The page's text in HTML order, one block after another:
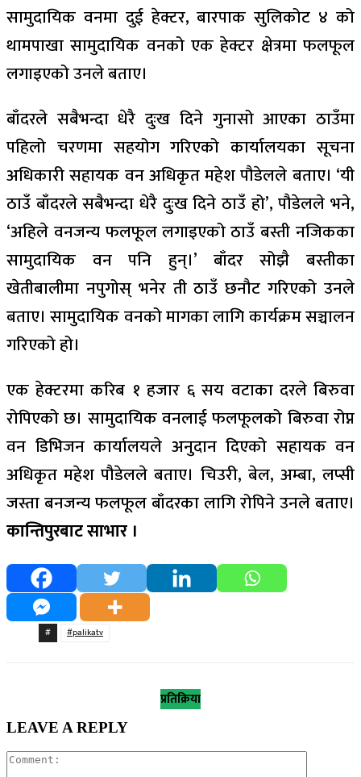
सामुदायिक वनमा दुई हेक्टर, बारपाक सुलिकोट ४ को
थामपाखा सामुदायिक वनको एक हेक्टर क्षेत्रमा फलफूल
लगाइएको उनले बताए।
बाँदरले सबैभन्दा धेरै दुःख दिने गुनासो आएका ठाउँमा
पहिलो चरणमा सहयोग गरिएको कार्यालयका सूचना
अधिकारी सहायक वन अधिकृत महेश पौडेलले बताए। ‘यी
ठाउँ बाँदरले सबैभन्दा धेरै दुःख दिने ठाउँ हो’, पौडेलले भने,
‘अहिले वनजन्य फलफूल लगाइएको ठाउँ बस्ती नजिकका
सामुदायिक वन पनि हुन्।’ बाँदर सोझै बस्तीका
खेतीबालीमा नपुगोस् भनेर ती ठाउँ छनौट गरिएको उनले
बताए। सामुदायिक वनको मागका लागि कार्यक्रम सञ्चालन
गरिएको हो।
एक हेक्टरमा करिब १ हजार ६ सय वटाका दरले बिरुवा
रोपिएको छ। सामुदायिक वनलाई फलफूलको बिरुवा रोप्न
वन डिभिजन कार्यालयले अनुदान दिएको सहायक वन
अधिकृत महेश पौडेलले बताए। चिउरी, बेल, अम्बा, लप्सी
जस्ता बनजन्य फलफूल बाँदरका लागि रोपिने उनले बताए।
कान्तिपुरबाट साभार ।
# #palikatv
प्रतिक्रिया
LEAVE A REPLY